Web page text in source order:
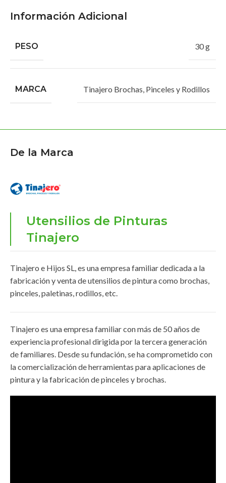
Información Adicional
PESO 30 g
MARCA Tinajero Brochas, Pinceles y Rodillos
De la Marca
Utensilios de Pinturas
Tinajero
Tinajero e Hijos SL, es una empresa familiar dedicada a la
fabricación y venta de utensilios de pintura como brochas,
pinceles, paletinas, rodillos, etc.
Tinajero es una empresa familiar con más de 50 años de
experiencia profesional dirigida por la tercera generación
de familiares. Desde su fundación, se ha comprometido con
la comercialización de herramientas para aplicaciones de
pintura y la fabricación de pinceles y brochas.